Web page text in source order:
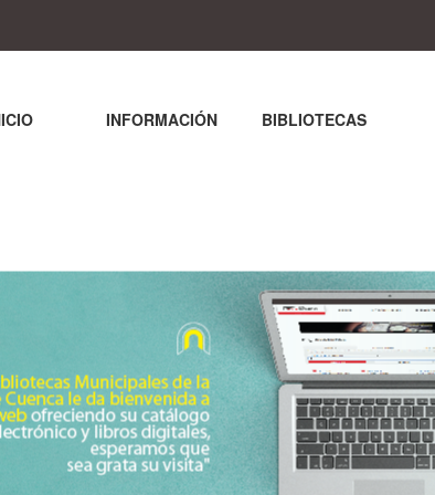
INFORMACIÓN BIBLIOTECAS